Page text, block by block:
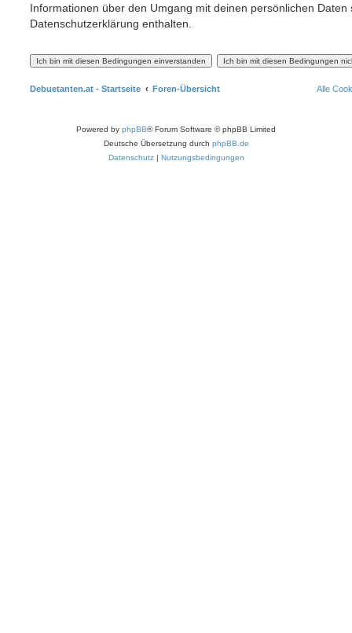
Informationen über den Umgang mit deinen persönlichen Daten
Datenschutzerklärung enthalten.
Debuetanten.at - Startseite Foren-Übersicht Alle
Powered by phpBB® Forum Software © phpBB Limited
Deutsche Übersetzung durch phpBB.de
Datenschutz| Nutzungsbedingungen